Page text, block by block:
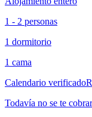
1 - 2 personas
1 dormitorio
1 cama
Calendario verificado
Todavía no se te